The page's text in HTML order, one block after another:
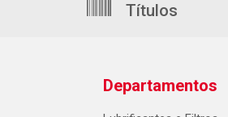
Títulos
Departamentos